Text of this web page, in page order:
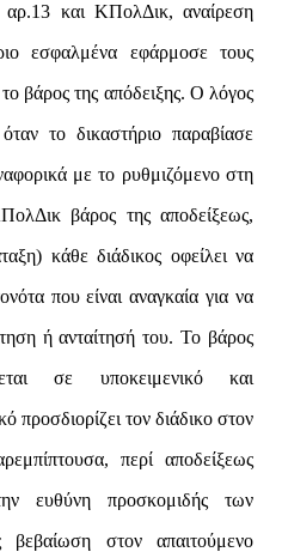
και ΚΠολΔικ, αναίρεση
εσφαλμένα εφάρμοσε τους
βάρος της απόδειξης. Ο λόγος
το δικαστήριο παραβίασε
με το ρυθμιζόμενο στη
βάρος της αποδείξεως,
κάθε διάδικος οφείλει να
που είναι αναγκαία για να
ή ανταίτησή του. Το βάρος
σε υποκειμενικό και
προσδιορίζει τον διάδικο στον
περί αποδείξεως
ευθύνη προσκομιδής των
βεβαίωση στον απαιτούμενο